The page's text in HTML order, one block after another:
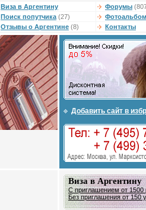
Виза в Аргентину Форумы
Поиск попутчика (27)
Отзывы о Аргентине (8) Контакты
Добавить сайт в
Виза в Аргентину
С приглашением от 1500
Без приглашения от 150